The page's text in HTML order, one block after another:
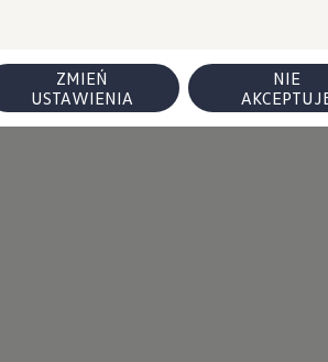
NIE
ZMIEŃ
USTAWIENIA